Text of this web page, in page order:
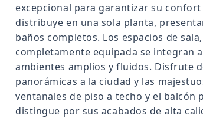
excepcional para garantizar su
distribuye en una sola planta,
baños completos. Los espacios de
completamente equipada se integran
ambientes amplios y fluidos. Disfrute
panorámicas a la ciudad y las
ventanales de piso a techo y el balcón
distingue por sus acabados de alta